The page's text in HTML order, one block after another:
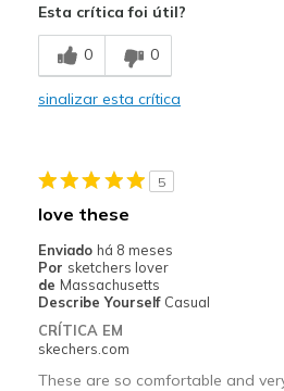
Width
Sizing
Feels half size
Esta crítica foi útil?
0 0
sinalizar esta crítica
5
love these
Enviado há 8 meses
Por sketchers lover
de Massachusetts
Describe Yourself Casual
CRÍTICA EM
skechers.com
These are so comfortable and